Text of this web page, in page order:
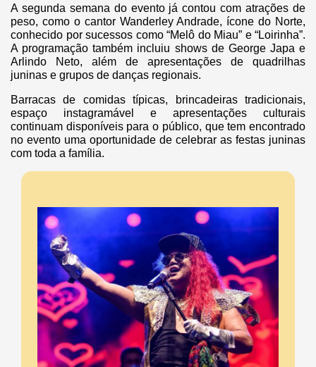
A segunda semana do evento já contou com atrações de
peso, como o cantor Wanderley Andrade, ícone do Norte,
conhecido por sucessos como “Melô do Miau” e “Loirinha”.
A programação também incluiu shows de George Japa e
Arlindo Neto, além de apresentações de quadrilhas
juninas e grupos de danças regionais.
Barracas de comidas típicas, brincadeiras tradicionais,
espaço instagramável e apresentações culturais
continuam disponíveis para o público, que tem encontrado
no evento uma oportunidade de celebrar as festas juninas
com toda a família.